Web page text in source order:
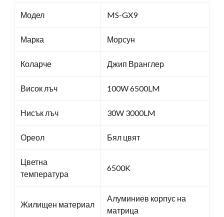
Модел MS-GX9
Марка Морсун
Коларче Джип Вранглер
Висок лъч 100W 6500LM
Нисък лъч 30W 3000LM
Ореол Бял цвят
Цветна
температура
6500K
Жилищен материал
Алуминиев корпус на
матрица